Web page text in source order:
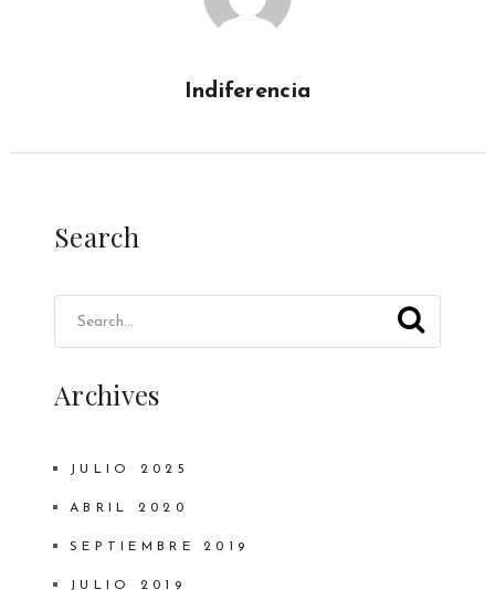
Indiferencia
Search
Archives
JULIO 2025
ABRIL 2020
SEPTIEMBRE 2019
JULIO 2019